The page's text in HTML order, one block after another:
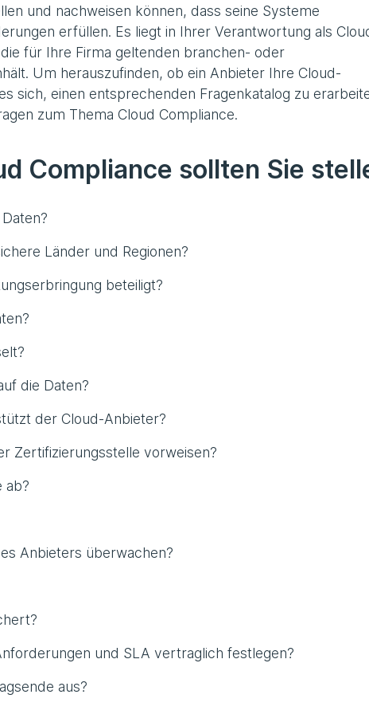
und nachweisen können, dass seine Systeme
erfüllen. Es liegt in Ihrer Verantwortung als
für Ihre Firma geltenden branchen- oder
Um herauszufinden, ob ein Anbieter Ihre Cloud-
sich, einen entsprechenden Fragenkatalog zu
zum Thema Cloud Compliance.
Compliance sollten Sie
Länder und Regionen?
beteiligt?
die Daten?
der Cloud-Anbieter?
Zertifizierungsstelle vorweisen?
ab?
Anbieters überwachen?
und SLA vertraglich festlegen?
aus?